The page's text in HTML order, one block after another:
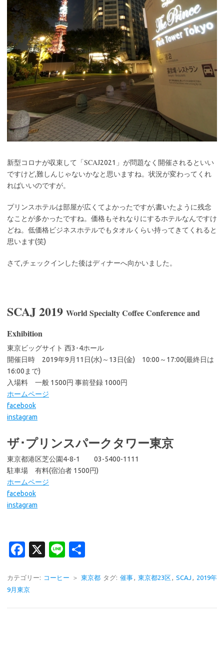
新型コロナが収束して「SCAJ2021」が問題なく開催されるといい
ですけど,難しんじゃないかなと思いますね。状況が変わってくれ
ればいいのですが。
プリンスホテルは部屋が広くてよかったですが,書いたように残念
なことが多かったですね。価格もそれなりにするホテルなんですけ
どね。低価格ビジネスホテルでもタオルくらい持ってきてくれると
思います(笑)
さて,チェックインした後はディナーへ向かいました。
SCAJ 2019 World Specialty Coffee Conference and
Exhibition
東京ビッグサイト 西3･4ホール
開催日時 2019年9月11日(水)～13日(金) 10:00～17:00(最終日は
16:00まで)
入場料 一般 1500円 事前登録 1000円
ホームページ
facebook
instagram
ザ･プリンスパークタワー東京
東京都港区芝公園4-8-1 03-5400-1111
駐車場 有料(宿泊者 1500円)
ホームページ
facebook
instagram
Fa
e
b
X
Li
e
カテゴリー: コーヒー ＞ 東京都 タグ: 催事, 東京都23区, SCAJ , 2019年
9月東京